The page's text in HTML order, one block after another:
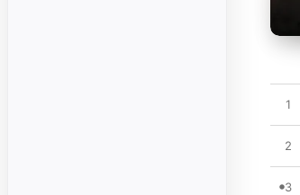
1
2
3